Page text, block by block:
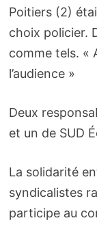
Poitiers (2)
choix policier.
comme tels. «
l’audience »
Deux
et un de SUD
La solidarité
syndicalistes
participe au